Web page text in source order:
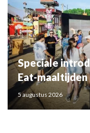
Speciale
Eat-maaltijden
5 augustus 2026